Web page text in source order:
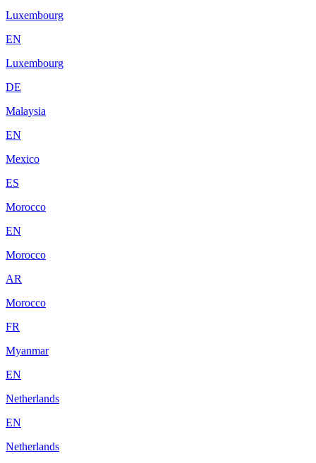
Luxembourg
EN
Luxembourg
DE
Malaysia
EN
Mexico
ES
Morocco
EN
Morocco
AR
Morocco
FR
Myanmar
EN
Netherlands
EN
Netherlands